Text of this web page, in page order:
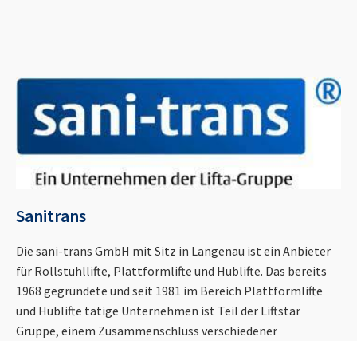
Sanitrans
Die sani-trans GmbH mit Sitz in Langenau ist ein Anbieter
für Rollstuhllifte, Plattformlifte und Hublifte. Das bereits
1968 gegründete und seit 1981 im Bereich Plattformlifte
und Hublifte tätige Unternehmen ist Teil der Liftstar
Gruppe, einem Zusammenschluss verschiedener